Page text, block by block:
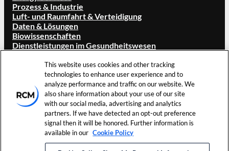
Prozess & Industrie
Luft- und Raumfahrt & Verteidigung
Daten & Lösungen
Biowissenschaften
Dienstleistungen im Gesundheitswesen
Übersicht
Unsere Marke
Standorte
Karriere
Investoren
Aktuelles & Veranstaltungen
Ressourcen
This website uses cookies and other tracking
technologies to enhance user experience and to
analyze performance and traffic on our website. We
also share information about your use of our site
with our social media, advertising and analytics
partners. If we have detected an opt-out preference
signal then it will be honored. Further information is
available in our Cookie Policy